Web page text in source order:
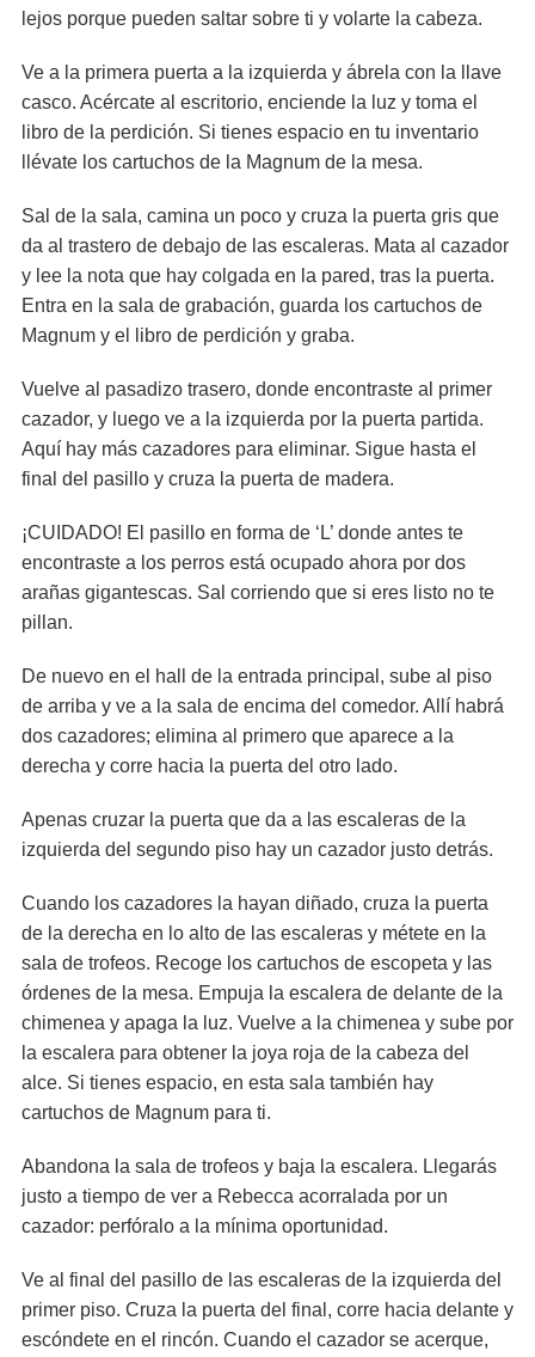
lejos porque pueden saltar sobre ti y volarte la cabeza.
Ve a la primera puerta a la izquierda y ábrela con la llave
casco. Acércate al escritorio, enciende la luz y toma el
libro de la perdición. Si tienes espacio en tu inventario
llévate los cartuchos de la Magnum de la mesa.
Sal de la sala, camina un poco y cruza la puerta gris que
da al trastero de debajo de las escaleras. Mata al cazador
y lee la nota que hay colgada en la pared, tras la puerta.
Entra en la sala de grabación, guarda los cartuchos de
Magnum y el libro de perdición y graba.
Vuelve al pasadizo trasero, donde encontraste al primer
cazador, y luego ve a la izquierda por la puerta partida.
Aquí hay más cazadores para eliminar. Sigue hasta el
final del pasillo y cruza la puerta de madera.
¡CUIDADO! El pasillo en forma de ‘L’ donde antes te
encontraste a los perros está ocupado ahora por dos
arañas gigantescas. Sal corriendo que si eres listo no te
pillan.
De nuevo en el hall de la entrada principal, sube al piso
de arriba y ve a la sala de encima del comedor. Allí habrá
dos cazadores; elimina al primero que aparece a la
derecha y corre hacia la puerta del otro lado.
Apenas cruzar la puerta que da a las escaleras de la
izquierda del segundo piso hay un cazador justo detrás.
Cuando los cazadores la hayan diñado, cruza la puerta
de la derecha en lo alto de las escaleras y métete en la
sala de trofeos. Recoge los cartuchos de escopeta y las
órdenes de la mesa. Empuja la escalera de delante de la
chimenea y apaga la luz. Vuelve a la chimenea y sube por
la escalera para obtener la joya roja de la cabeza del
alce. Si tienes espacio, en esta sala también hay
cartuchos de Magnum para ti.
Abandona la sala de trofeos y baja la escalera. Llegarás
justo a tiempo de ver a Rebecca acorralada por un
cazador: perfóralo a la mínima oportunidad.
Ve al final del pasillo de las escaleras de la izquierda del
primer piso. Cruza la puerta del final, corre hacia delante y
escóndete en el rincón. Cuando el cazador se acerque,